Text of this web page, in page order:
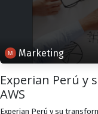
Marketing
Experian Perú y
AWS
Experian Perú y su